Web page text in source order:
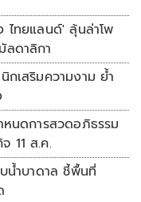
ไทยแลนด์' ลุ้นล่าโพ
ลดาลิกา
กเสริมความงาม ย้ำ
นดการสวดอภิธรรม
11 ส.ค.
น้ำบาดาล ชี้พื้นที่